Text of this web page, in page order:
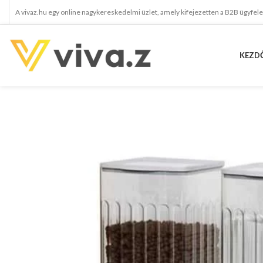
A vivaz.hu egy online nagykereskedelmi üzlet, amely kifejezetten a B2B